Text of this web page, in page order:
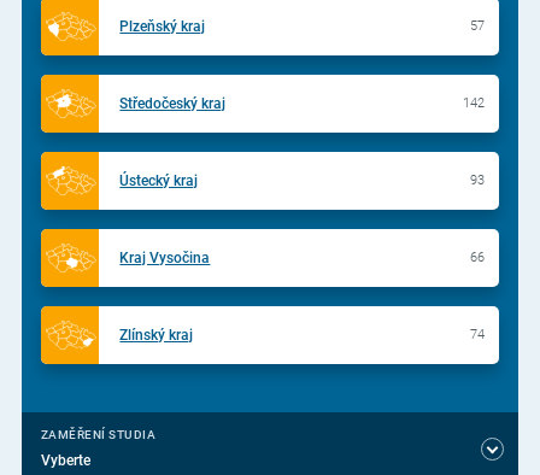
Plzeňský kraj 57
Středočeský kraj 142
Ústecký kraj 93
Kraj Vysočina 66
Zlínský kraj 74
ZAMĚŘENÍ STUDIA
Vyberte